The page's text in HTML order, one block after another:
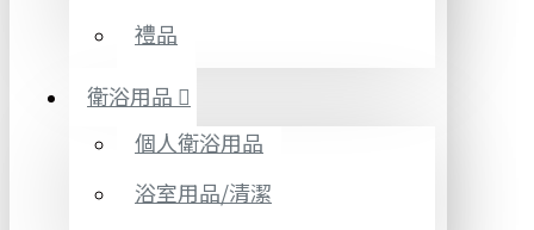
禮品
衛浴用品
個人衛浴用品
浴室用品/清潔